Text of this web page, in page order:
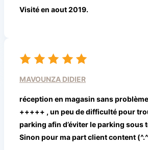
Visité en aout 2019.
MAVOUNZA DIDIER
réception en magasin sans
+++++ , un peu de difficulté pour
parking afin d’éviter le parking sous
Sinon pour ma part client content